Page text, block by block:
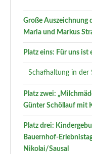
Große Auszeichnung
Maria und Markus
Platz eins: Für uns
Schafhaltung in der
Platz zwei:
Günter Schöllauf mit
Platz drei:
Bauernhof-
Nikolai/Sausal